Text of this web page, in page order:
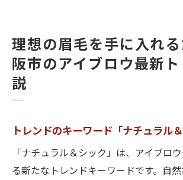
監修者：colette.スタッフ
理想の眉毛を手に入れ
阪市のアイブロウ最新
説
トレンドのキーワード「ナチュラル
「ナチュラル＆シック」は、アイブロ
る新たなトレンドキーワードです。自